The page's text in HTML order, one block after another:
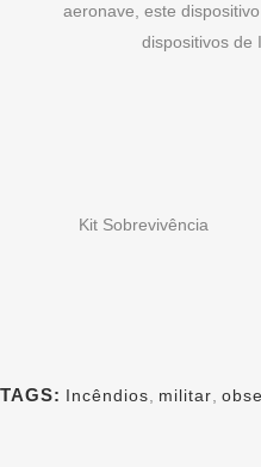
aeronave, este
dispositivos de
Kit Sobrevivência
TAGS: Incêndios militar